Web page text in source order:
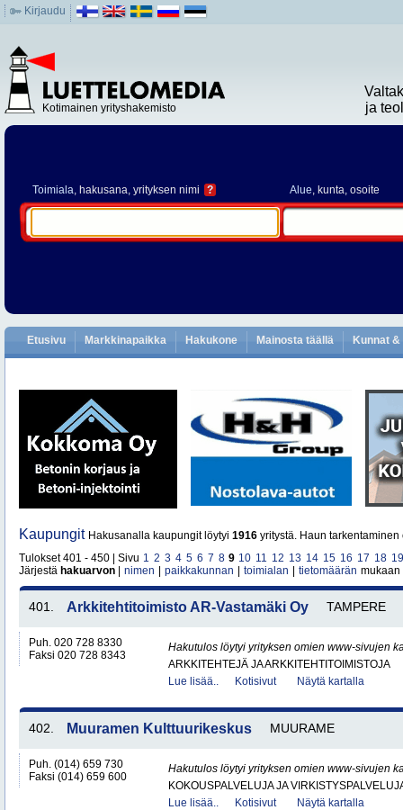
Kirjaudu
Kotimainen yrityshakemisto
ja
Toimiala, hakusana, yrityksen nimi ? Alue, kunta, osoite
Etusivu Markkinapaikka Hakukone Mainosta täällä Kunnat
Kaupungit Hakusanalla kaupungit löytyi 1916 yritystä. Haun
Tulokset 401 - 450 | Sivu 1 2 3 4 5 6 7 8 9 10 11 12 13 14 15 16 17 18 19
Järjestä hakuarvon nimen paikkakunnan toimialan tietomäärän mukaan
401. Arkkitehtitoimisto AR-Vastamäki Oy TAMPERE
Puh. 020 728 8330
Faksi 020 728 8343
Hakutulos löytyi yrityksen omien www-sivujen
ARKKITEHTEJÄ JA ARKKITEHTITOIMISTOJA
Lue lisää..
Kotisivut Näytä kartalla
402. Muuramen Kulttuurikeskus MUURAME
Puh. (014) 659 730
Faksi (014) 659 600
Hakutulos löytyi yrityksen omien www-sivujen
KOKOUSPALVELUJA JA
Lue lisää..
Kotisivut Näytä kartalla